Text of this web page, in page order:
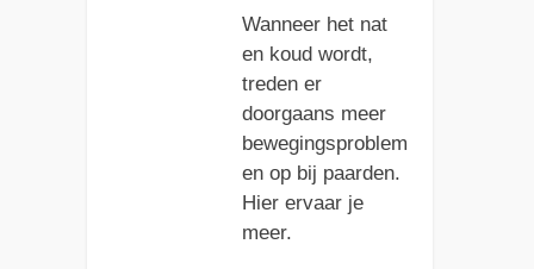
Wanneer het nat
en koud wordt,
treden er
doorgaans meer
bewegingsproblem
en op bij paarden.
Hier ervaar je
meer.